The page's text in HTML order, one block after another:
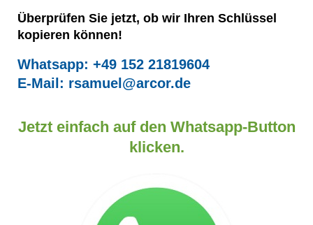
Überprüfen Sie jetzt, ob wir Ihren Schlüssel
kopieren können!
Whatsapp: +49 152 21819604
E-Mail: rsamuel@arcor.de
Jetzt einfach auf den Whatsapp-Button
klicken.